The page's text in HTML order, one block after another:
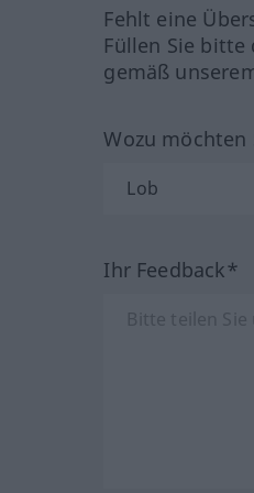
Fehlt eine
Füllen Sie bitte
gemäß
Wozu möchten
Ihr Feedback*